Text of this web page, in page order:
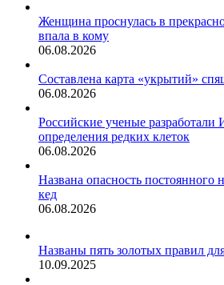
Женщина проснулась в
впала в кому
06.08.2026
Составлена карта «укрытий»
06.08.2026
Российские ученые
определения редких клеток
06.08.2026
Названа опасность постоянного
кед
06.08.2026
Названы пять золотых правил
10.09.2025